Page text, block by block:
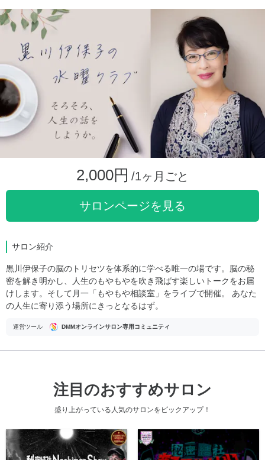
2,000円 /1ヶ月ごと
サロンページを見る
サロン紹介
黒川伊保子の脳のトリセツを体系的に学べる唯一の場です。脳の秘
密を解き明かし、人生のもやもやを吹き飛ばす楽しいトークをお届
けします。そして月一「もやもや相談室」をライブで開催。 あなた
の人生に寄り添う場所にきっとなるはず。
運営ツール DMMオンラインサロン専用コミュニティ
注目のおすすめサロン
盛り上がっている人気のサロンをピックアップ！